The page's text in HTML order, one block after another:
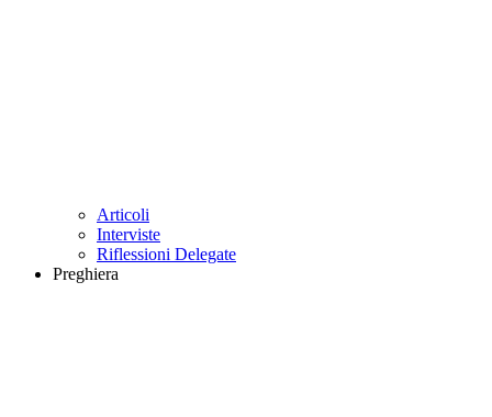
Articoli
Interviste
Riflessioni Delegate
Preghiera